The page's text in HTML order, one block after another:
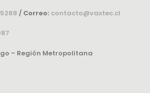
/ Correo: contacto@vaxtec.cl
– Región Metropolitana